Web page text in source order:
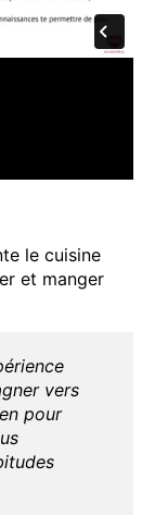
le cuisine
et manger
vers
pour